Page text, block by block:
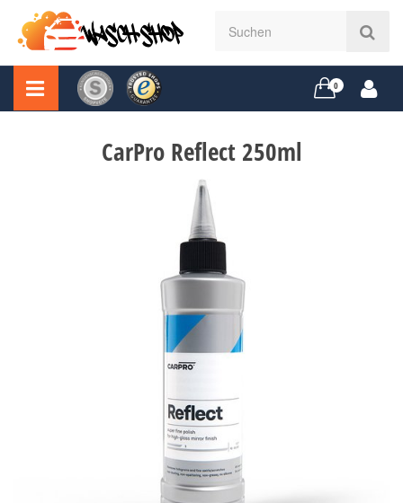
0
CarPro Reflect 250ml